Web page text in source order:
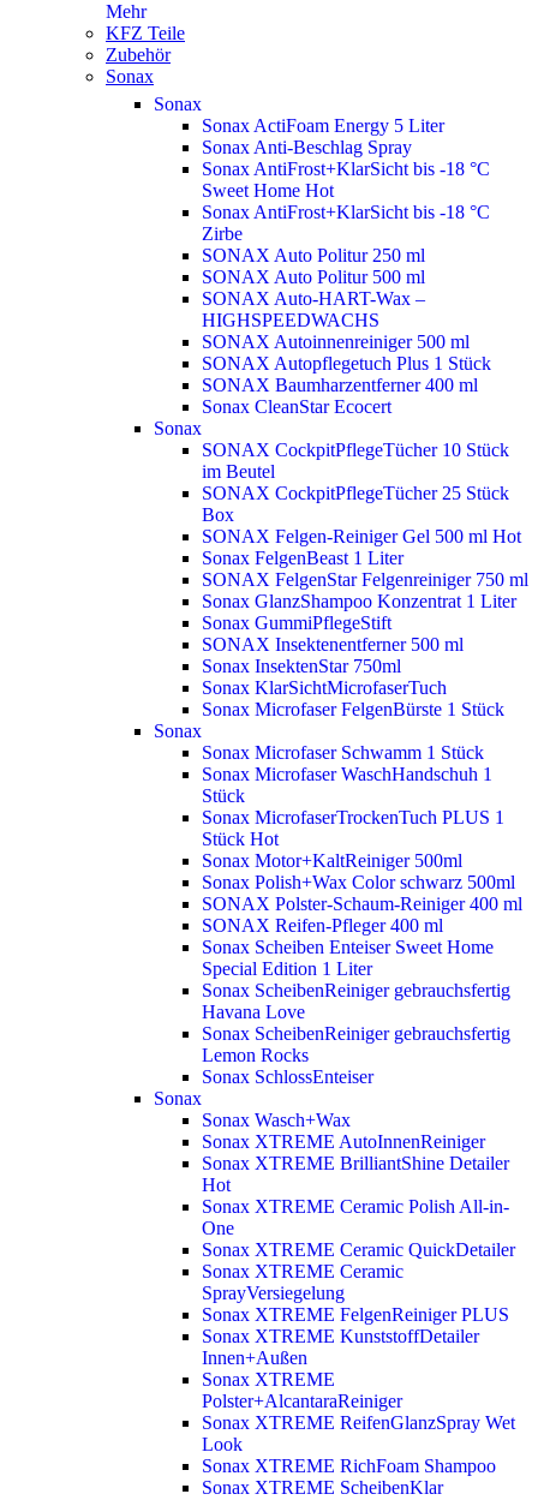
Mehr
KFZ Teile
Zubehör
Sonax
Sonax
Sonax ActiFoam Energy 5 Liter
Sonax Anti-Beschlag Spray
Sonax AntiFrost+KlarSicht bis -18 °C
Sweet Home Hot
Sonax AntiFrost+KlarSicht bis -18 °C
Zirbe
SONAX Auto Politur 250 ml
SONAX Auto Politur 500 ml
SONAX Auto-HART-Wax –
HIGHSPEEDWACHS
SONAX Autoinnenreiniger 500 ml
SONAX Autopflegetuch Plus 1 Stück
SONAX Baumharzentferner 400 ml
Sonax CleanStar Ecocert
Sonax
SONAX CockpitPflegeTücher 10 Stück
im Beutel
SONAX CockpitPflegeTücher 25 Stück
Box
SONAX Felgen-Reiniger Gel 500 ml Hot
Sonax FelgenBeast 1 Liter
SONAX FelgenStar Felgenreiniger 750 ml
Sonax GlanzShampoo Konzentrat 1 Liter
Sonax GummiPflegeStift
SONAX Insektenentferner 500 ml
Sonax InsektenStar 750ml
Sonax KlarSichtMicrofaserTuch
Sonax Microfaser FelgenBürste 1 Stück
Sonax
Sonax Microfaser Schwamm 1 Stück
Sonax Microfaser WaschHandschuh 1
Stück
Sonax MicrofaserTrockenTuch PLUS 1
Stück Hot
Sonax Motor+KaltReiniger 500ml
Sonax Polish+Wax Color schwarz 500ml
SONAX Polster-Schaum-Reiniger 400 ml
SONAX Reifen-Pfleger 400 ml
Sonax Scheiben Enteiser Sweet Home
Special Edition 1 Liter
Sonax ScheibenReiniger gebrauchsfertig
Havana Love
Sonax ScheibenReiniger gebrauchsfertig
Lemon Rocks
Sonax SchlossEnteiser
Sonax
Sonax Wasch+Wax
Sonax XTREME AutoInnenReiniger
Sonax XTREME BrilliantShine Detailer
Hot
Sonax XTREME Ceramic Polish All-in-
One
Sonax XTREME Ceramic QuickDetailer
Sonax XTREME Ceramic
SprayVersiegelung
Sonax XTREME FelgenReiniger PLUS
Sonax XTREME KunststoffDetailer
Innen+Außen
Sonax XTREME
Polster+AlcantaraReiniger
Sonax XTREME ReifenGlanzSpray Wet
Look
Sonax XTREME RichFoam Shampoo
Sonax XTREME ScheibenKlar